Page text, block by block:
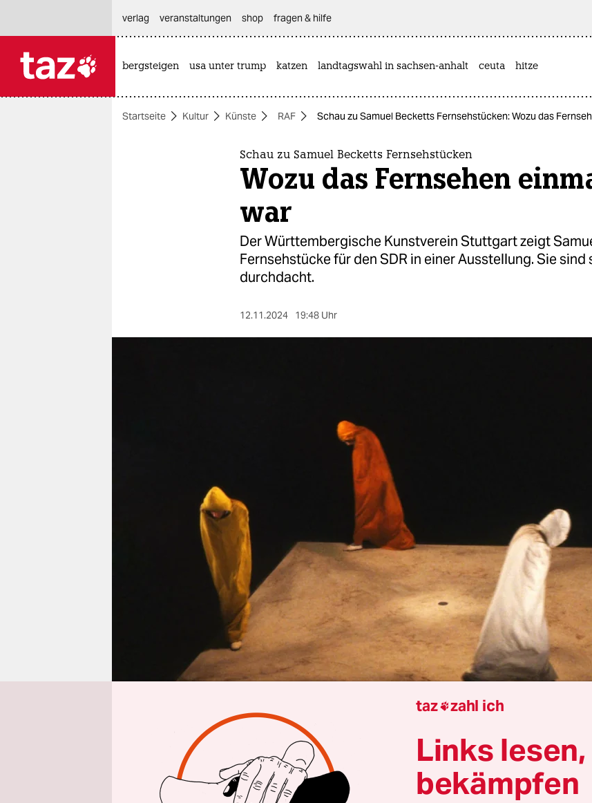
themen
nord
unterstützen
verlag
veranstaltungen shop fragen & hilfe
bergsteigen usa unter trump katzen landtagswahl in sachsen-anhalt ceuta hitze
Startseite Kultur Künste RAF Schau zu Samuel Becketts Fernsehstücken: Wozu das
Schau zu Samuel Becketts Fernsehstücken
Wozu das Fernsehen
war
Der Württembergische Kunstverein Stuttgart zeigt
Fernsehstücke für den SDR in einer Ausstellung. Sie
durchdacht.
12.11.2024 19:48 Uhr
VonVerena Harzer
taz zahl ich
Links
bekämpfen